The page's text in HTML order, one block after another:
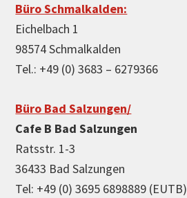
Büro Schmalkalden:
Eichelbach 1
98574 Schmalkalden
Tel.: +49 (0) 3683 – 6279366
Büro Bad Salzungen/
Cafe B Bad Salzungen
Ratsstr. 1-3
36433 Bad Salzungen
Tel: +49 (0) 3695 6898889 (EUTB)